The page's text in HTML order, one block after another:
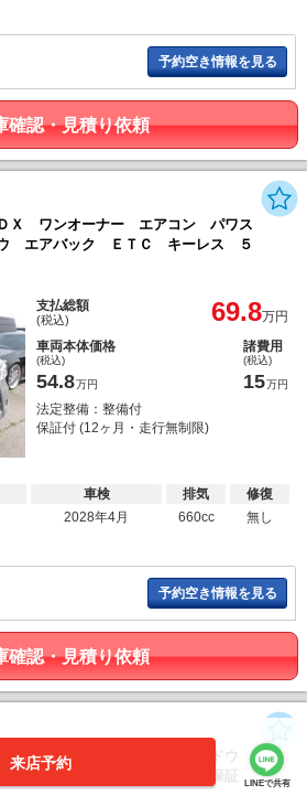
来店予約
LINEで共有
予約空き情報を見る
確認・見積り依頼
Ｘ ワンオーナー エアコン パワス
エアバック ＥＴＣ キーレス ５
支払総額
(税込) 69.8万円
車両本体価格
(税込)
54.8万円
諸費用
(税込)
15万円
法定整備：整備付
保証付 (12ヶ月・走行無制限)
車検
2028年4月
排気
660cc
修復
無し
予約空き情報を見る
確認・見積り依頼
コン パワステ パワーウインドウ
ーレス １年保証距離無制限保証